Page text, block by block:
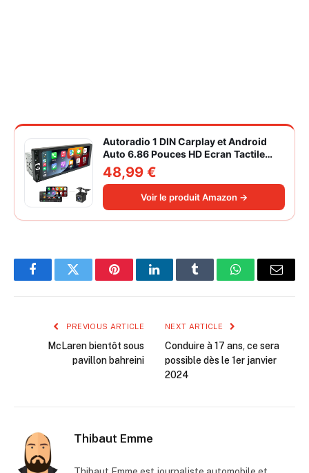
Autoradio 1 DIN Carplay et Android
Auto 6.86 Pouces HD Ecran Tactile
Poste Radio Voiture Soutien Lien
Miroir iOS/Android/Radio FM/USB/EQ
Autoradio Bluetooth Caméra de Recul
48,99 €
Voir le produit Amazon →
FacebookTwitter PinterestLinkedInTumblr WhatsAppEmail
PREVIOUS ARTICLE
McLaren bientôt sous
pavillon bahreini
NEXT ARTICLE
Conduire à 17 ans, ce sera
possible dès le 1er janvier
2024
Thibaut Emme